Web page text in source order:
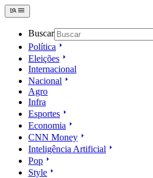
Buscar
Política
Eleições
Internacional
Nacional
Agro
Infra
Esportes
Economia
CNN Money
Inteligência Artificial
Pop
Style